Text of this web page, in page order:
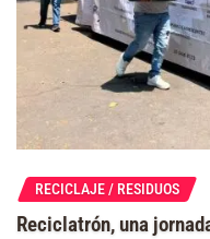
RECICLAJE / RESIDUOS
Reciclatrón, una